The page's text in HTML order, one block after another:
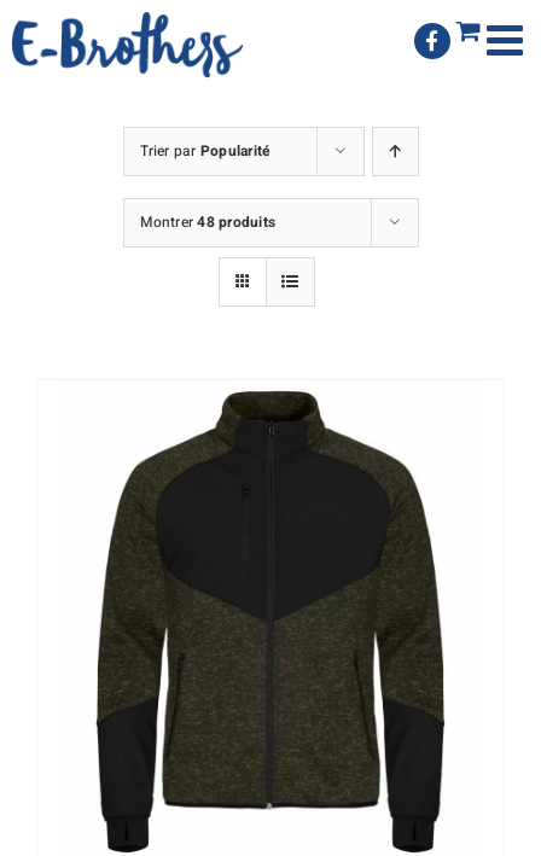
Passer
au
Trier par Popularité
Montrer48 produits